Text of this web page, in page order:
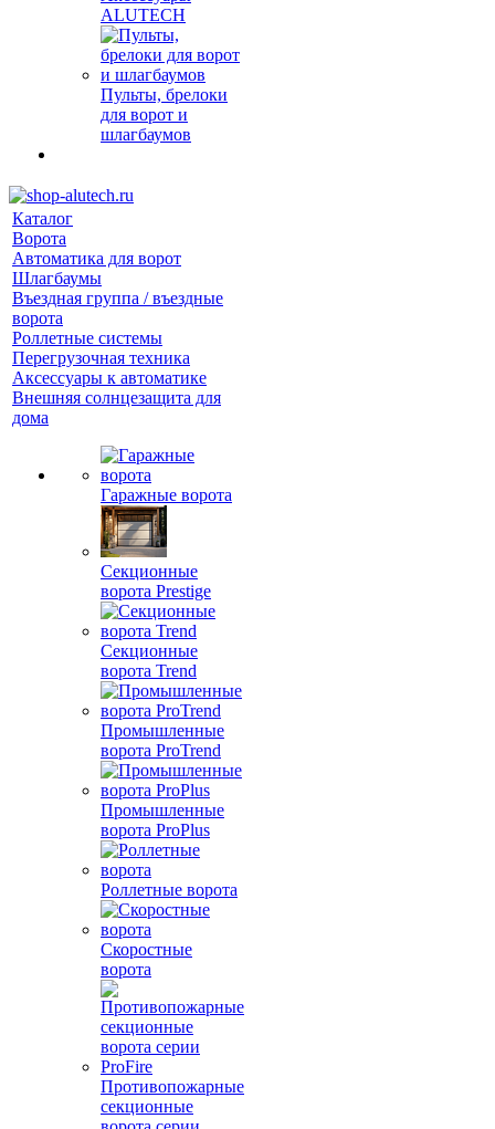
ALUTECH
Пульты, брелоки
для ворот и
шлагбаумов
Каталог
Ворота
Автоматика для ворот
Шлагбаумы
Въездная группа / въездные
ворота
Роллетные системы
Перегрузочная техника
Аксессуары к автоматике
Внешняя солнцезащита для
дома
Гаражные ворота
Секционные
ворота Prestige
Секционные
ворота Trend
Промышленные
ворота ProTrend
Промышленные
ворота ProPlus
Роллетные ворота
Скоростные
ворота
Противопожарные
секционные